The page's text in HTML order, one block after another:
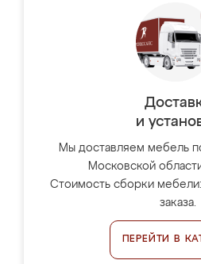
и
Мы доставляем мебель
Московской
Стоимость сборки
заказа.
ПЕРЕЙТИ В